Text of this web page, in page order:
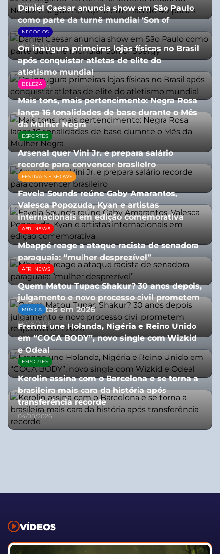
07/07/2026
Daniel Caesar anuncia show em São Paulo
como parte da turnê mundial ‘Son of
Spergy’
05/08/2026
NEGÓCIOS
On inaugura primeiras lojas físicas no Brasil
após conquistar atletas de elite do
atletismo mundial
07/07/2026
BELEZA
Mais tons, mais pertencimento: Negra Rosa
lança 16 tonalidades de base durante o Mês
da Mulher Negra
28/07/2026
ESPORTES
Arsenal quer Vini Jr. e prepara salário
recorde para convencer brasileiro
27/07/2026
FESTIVAIS E SHOWS
Favela Sounds reúne Gaby Amarantos,
Valesca Popozuda, Kyan e artistas
internacionais em edição comemorativa
31/07/2026
AFRI NEWS
Mbappé reage a ataque racista de senadora
paraguaia: “mulher desprezível”
07/07/2026
AFRI NEWS
Quem Matou Tupac Shakur? 30 anos depois,
julgamento e novo processo civil prometem
respostas em 2026
05/08/2026
MÚSICA
Frenna une Holanda, Nigéria e Reino Unido
em “COCA BODY”, novo single com Wizkid
e Odeal
07/07/2026
ESPORTES
Kerolin assina com o Barcelona e se torna a
brasileira mais cara da história após
transferência recorde
04/08/2026
VÍDEOS